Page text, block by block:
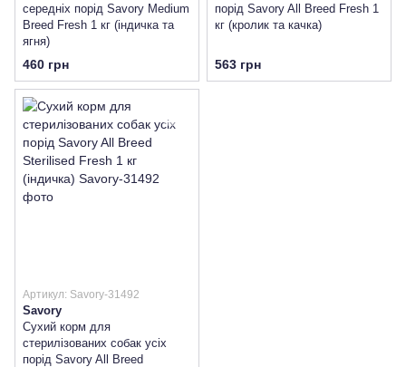
середніх порід Savory Medium
Breed Fresh 1 кг (індичка та
ягня)
460 грн
порід Savory All Breed Fresh 1
кг (кролик та качка)
563 грн
Артикул: Savory-31492
Savory
Сухий корм для
стерилізованих собак усіх
порід Savory All Breed